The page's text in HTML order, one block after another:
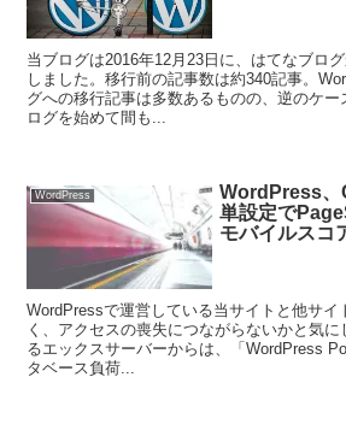
当ブログは2016年12月23日に、はてなブロ
しました。移行前の記事数は約340記事。
グへの移行記事は多数あるものの、逆のケ
ログを始めて間も...
WordPress
WordPress、
単設定で
モバイルスコ
WordPressで運営している当サイトと他サイ
く、アクセスの喪失につながらないかと気
るエックスサーバーからは、「WordPress
タベース負荷...